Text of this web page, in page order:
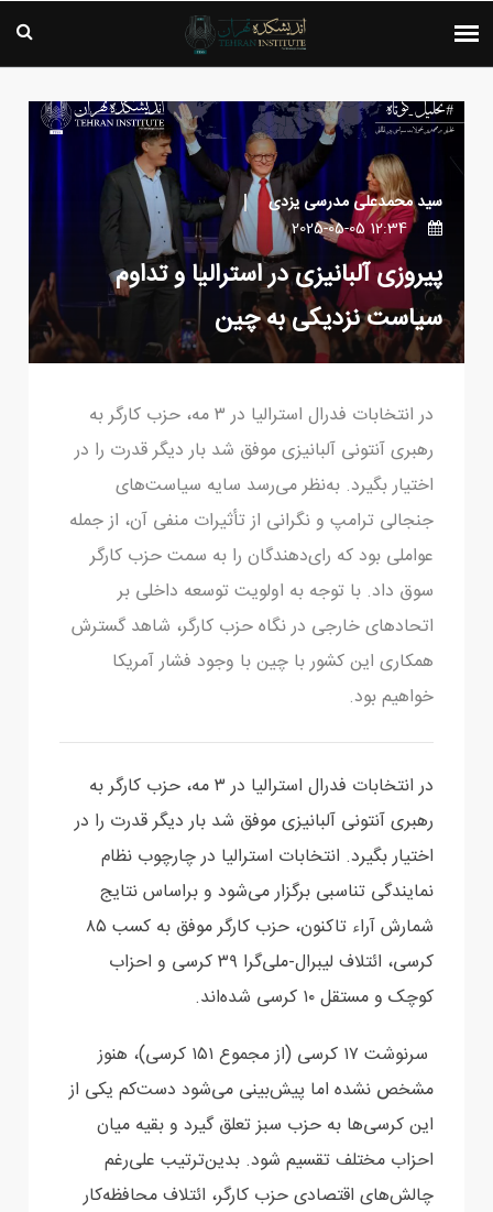
سید محمدعلی مدرسی یزدی
12:34 2025-05-05
پیروزی آلبانیزی در استرالیا و تداوم
سیاست نزدیکی به چین
در انتخابات فدرال استرالیا در ۳ مه، حزب کارگر به
رهبری آنتونی آلبانیزی موفق شد بار دیگر قدرت را در
اختیار بگیرد. به‌نظر می‌رسد سایه سیاست‌های
جنجالی ترامپ و نگرانی از تأثیرات منفی آن، از جمله
‏عواملی بود که رای‌دهندگان را به سمت حزب کارگر
سوق داد. با توجه به اولویت توسعه داخلی بر
اتحادهای خارجی در نگاه حزب کارگر، شاهد گسترش
همکاری این کشور با ‏چین با وجود فشار آمریکا
خواهیم بود.‏
در انتخابات فدرال استرالیا در ۳ مه، حزب کارگر به
رهبری آنتونی آلبانیزی موفق شد بار دیگر قدرت را در
اختیار بگیرد. انتخابات استرالیا در چارچوب نظام
نمایندگی تناسبی برگزار می‌شود ‏و براساس نتایج
شمارش آراء تاکنون، حزب کارگر موفق به کسب ۸۵
کرسی، ائتلاف لیبرال-ملی‌گرا ۳۹ ‏کرسی و احزاب
کوچک و مستقل ۱۰ کرسی شده‌اند.‏
‏ سرنوشت ۱۷ کرسی (از مجموع ۱۵۱ کرسی)، هنوز
مشخص نشده اما پیش‌بینی می‌شود دست‌کم ‏یکی از
این کرسی‌ها به حزب سبز تعلق گیرد و بقیه میان
احزاب مختلف تقسیم شود. بدین‌ترتیب علی‌رغم
‏چالش‌های اقتصادی حزب کارگر، ائتلاف محافظه‌کار